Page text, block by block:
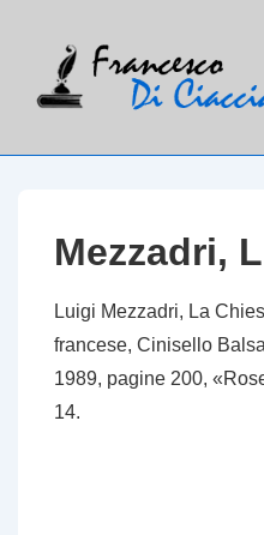
Mezzadri,
Luigi Mezzadri, La
francese, Cinisello
1989, pagine 200,
14.